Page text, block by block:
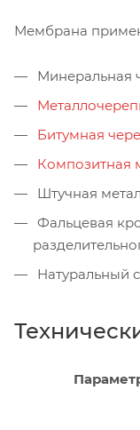
Мембрана
Минеральная
Битумная
Композитная
Штучная
Фальцевая
Натуральный